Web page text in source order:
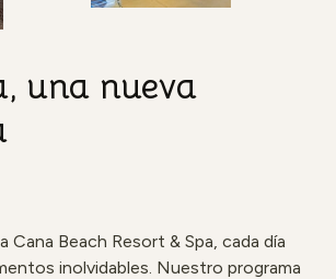
una nueva
Cana Beach Resort & Spa, cada día
inolvidables. Nuestro programa